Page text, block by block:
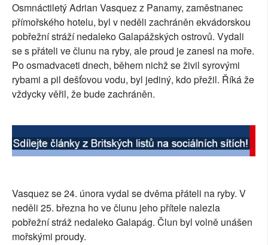
PŘÍSPĚVKY NA PROVOZ
SOCIÁLNÍ SÍTĚ
RUBRIKY
Osmnáctiletý Adrian Vasquez z Panamy, zaměstnanec
přímořského hotelu, byl v neděli zachráněn ekvádorskou
pobřežní stráží nedaleko Galapážských ostrovů. Vydali
se s přáteli ve člunu na ryby, ale proud je zanesl na moře.
Po osmadvaceti dnech, během nichž se živil syrovými
rybami a pil dešťovou vodu, byl jediný, kdo přežil. Říká že
vždycky věřil, že bude zachráněn.
Vasquez se 24. února vydal se dvěma přáteli na ryby. V
neděli 25. března ho ve člunu jeho přítele nalezla
pobřežní stráž nedaleko Galapág. Člun byl volně unášen
mořskými proudy.